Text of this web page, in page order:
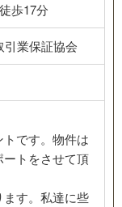
歩17分
引業保証協会
トです。物件は
ートをさせて頂
す。私達に些